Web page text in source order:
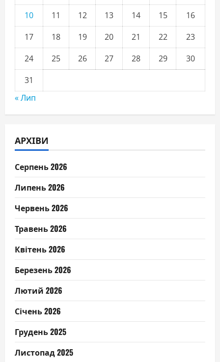
10
11 12 13 14 15
16
17
18 19 20 21 22
23
24
25 26 27 28 29
30
31
« Лип
АРХІВИ
Серпень 2026
Липень 2026
Червень 2026
Травень 2026
Квітень 2026
Березень 2026
Лютий 2026
Січень 2026
Грудень 2025
Листопад 2025